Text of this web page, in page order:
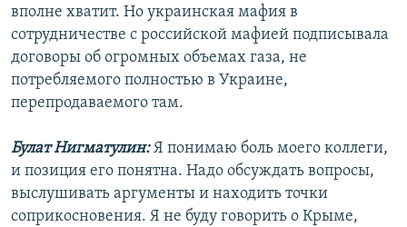
вполне хватит. Но украинская мафия в
сотрудничестве с российской мафией подписывала
договоры об огромных объемах газа, не
потребляемого полностью в Украине,
перепродаваемого там.
Булат Нигматулин:Я понимаю боль моего коллеги,
и позиция его понятна. Надо обсуждать вопросы,
выслушивать аргументы и находить точки
соприкосновения. Я не буду говорить о Крыме,